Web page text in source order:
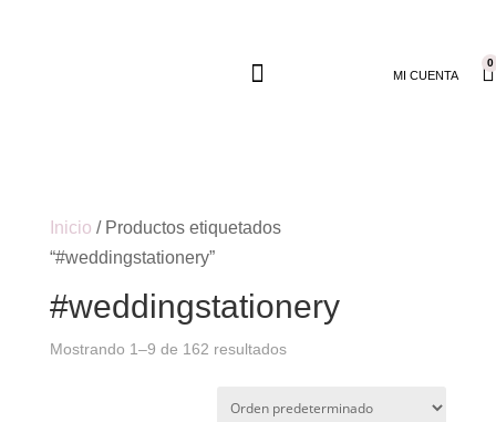
MI CUENTA
0
Inicio / Productos etiquetados
“#weddingstationery”
#weddingstationery
Mostrando 1–9 de 162 resultados